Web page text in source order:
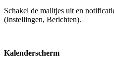
Schakel de mailtjes uit en
(Instellingen, Berichten).
Kalenderscherm